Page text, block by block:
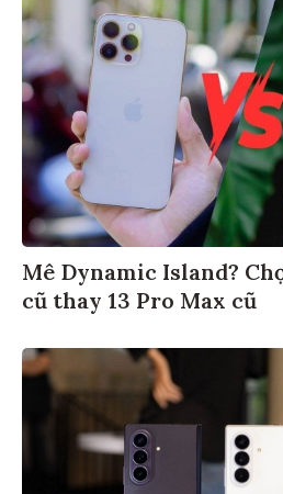
Mê Dynamic Island?
cũ thay 13 Pro Max cũ